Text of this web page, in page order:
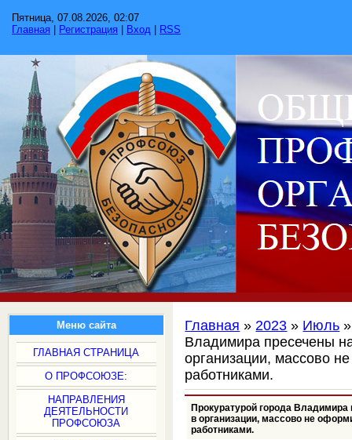
Пятница, 07.08.2026, 02:07
Главная
Регистрация Вход RSS
Меню сайта
ГЛАВНАЯ СТРАНИЦА
О ПРОФСОЮЗЕ:
НАПРАВЛЕНИЯ
ДЕЯТЕЛЬНОСТИ
ПРОФСОЮЗА
Главная »2023 » Июль »
Владимира пресечены
организации, массово
работниками.
Прокуратурой города
в организации, массово не
работниками.